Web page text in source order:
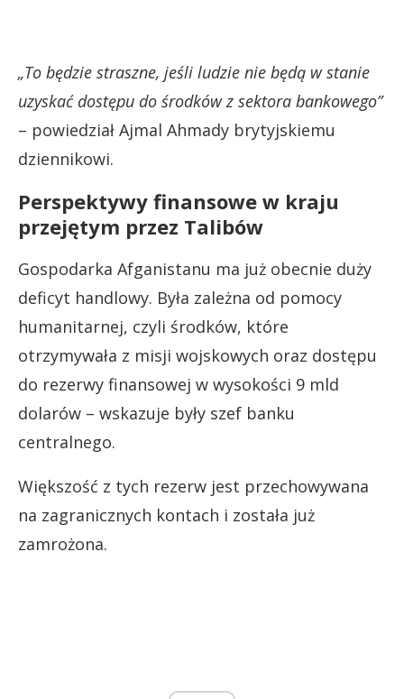
„To będzie straszne, jeśli ludzie nie będą w stanie
uzyskać dostępu do środków z sektora bankowego”
– powiedział Ajmal Ahmady brytyjskiemu
dziennikowi.
Perspektywy finansowe w kraju
przejętym przez Talibów
Gospodarka Afganistanu ma już obecnie duży
deficyt handlowy. Była zależna od pomocy
humanitarnej, czyli środków, które
otrzymywała z misji wojskowych oraz dostępu
do rezerwy finansowej w wysokości 9 mld
dolarów – wskazuje były szef banku
centralnego.
Większość z tych rezerw jest przechowywana
na zagranicznych kontach i została już
zamrożona.